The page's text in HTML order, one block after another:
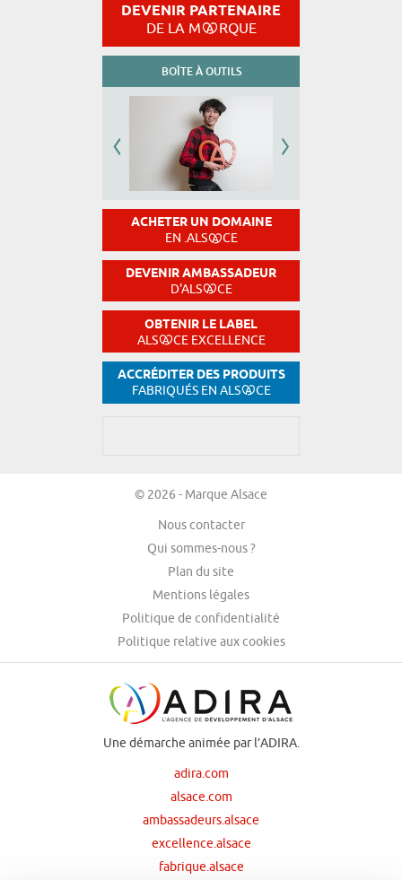
DEVENIR PARTENAIRE
DE LA M RQUE
BOÎTE À OUTILS
ACHETER UN DOMAINE
EN .ALS CE
DEVENIR AMBASSADEUR
D'ALS CE
OBTENIR LE LABEL
ALS CE EXCELLENCE
ACCRÉDITER DES PRODUITS
FABRIQUÉS EN ALS CE
© 2026 - Marque Alsace
Nous contacter
Qui sommes-nous ?
Plan du site
Mentions légales
Politique de confidentialité
Politique relative aux cookies
Une démarche animée par l’ADIRA.
adira.com
alsace.com
ambassadeurs.alsace
excellence.alsace
fabrique.alsace